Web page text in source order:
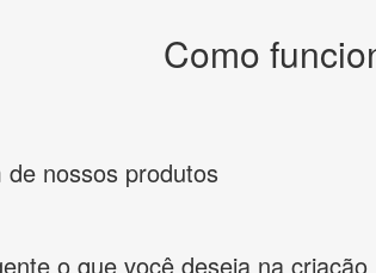
Como
de nossos produtos
o que você deseja na criação